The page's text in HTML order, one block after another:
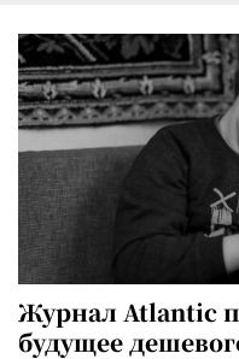
Журнал Atlantic
будущее